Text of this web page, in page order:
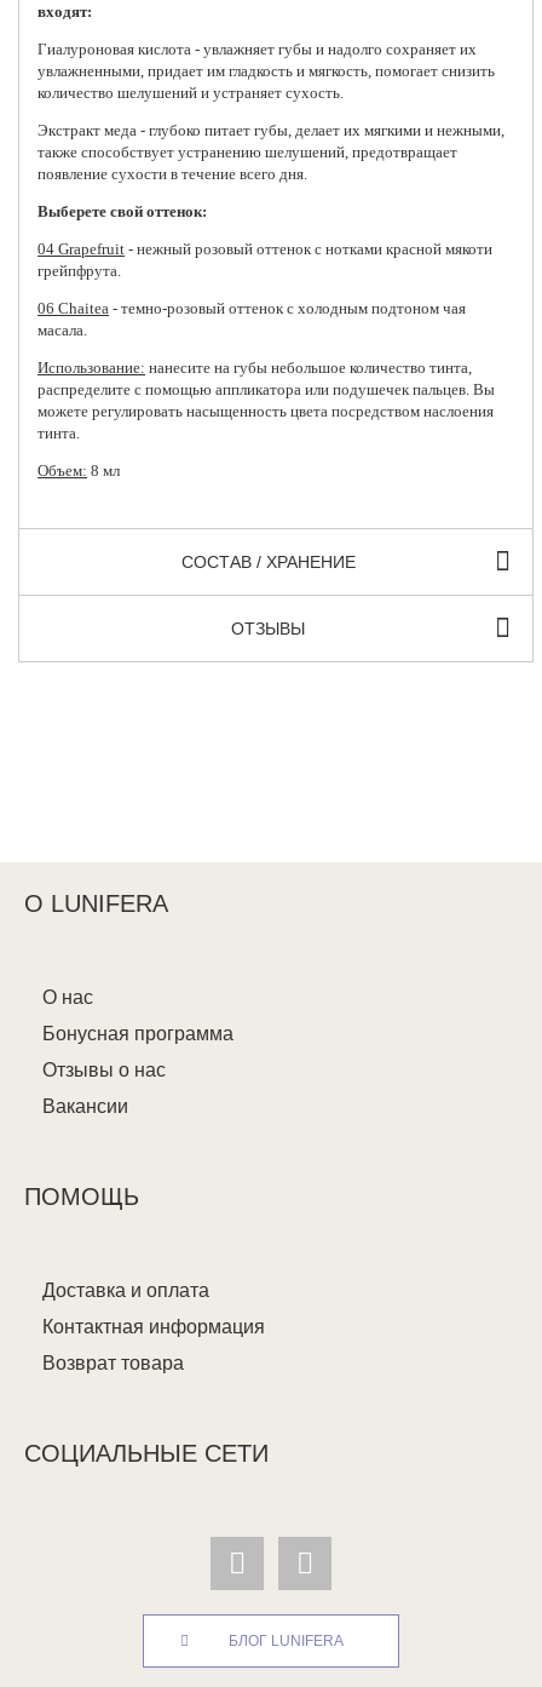
входят:
Гиалуроновая кислота - увлажняет губы и надолго сохраняет их
увлажненными, придает им гладкость и мягкость, помогает снизить
количество шелушений и устраняет сухость.
Экстракт меда - глубоко питает губы, делает их мягкими и нежными,
также способствует устранению шелушений, предотвращает
появление сухости в течение всего дня.
Выберете свой оттенок:
04 Grapefruit - нежный розовый оттенок с нотками красной мякоти
грейпфрута.
06 Chaitea - темно-розовый оттенок с холодным подтоном чая
масала.
Использование: нанесите на губы небольшое количество тинта,
распределите с помощью аппликатора или подушечек пальцев. Вы
можете регулировать насыщенность цвета посредством наслоения
тинта.
Объем: 8 мл
СОСТАВ / ХРАНЕНИЕ
ОТЗЫВЫ
О LUNIFERA
О нас
Бонусная программа
Отзывы о нас
Вакансии
ПОМОЩЬ
Доставка и оплата
Контактная информация
Возврат товара
СОЦИАЛЬНЫЕ СЕТИ
БЛОГ LUNIFERA